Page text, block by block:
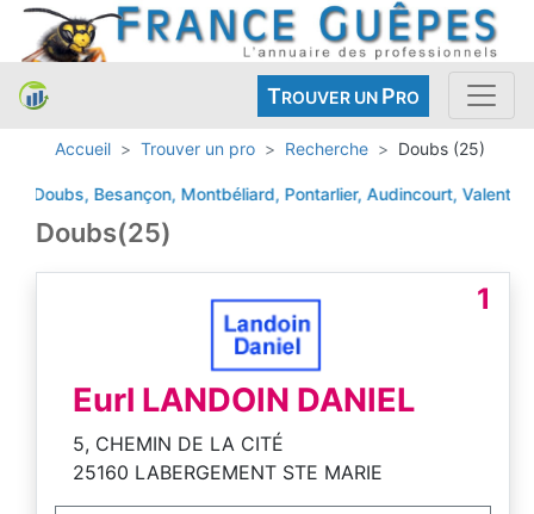
TROUVER UN PRO
Accueil Trouver un pro Recherche Doubs (25)
Besançon, Montbéliard, Pontarlier, Audincourt, Valentigney
Doubs(25)
1
Eurl LANDOIN DANIEL
5, CHEMIN DE LA CITÉ
25160 LABERGEMENT STE MARIE